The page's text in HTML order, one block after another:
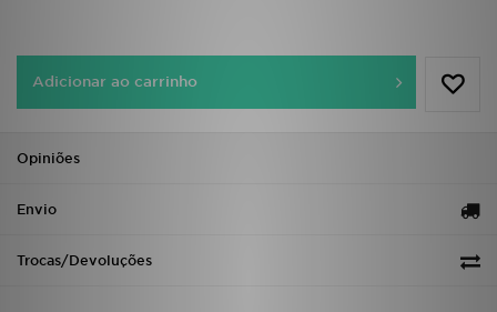
Adicionar ao carrinho
Opiniões
Envio
Trocas/Devoluções